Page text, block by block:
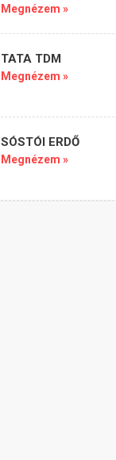
Megnézem »
TATA TDM
Megnézem »
SÓSTÓI ERDŐ
Megnézem »